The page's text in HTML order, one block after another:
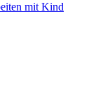
mit Kind